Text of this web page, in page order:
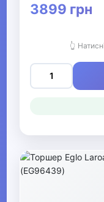
Ящики
Дошки
Столи
▶
Для
3899 грн
👆